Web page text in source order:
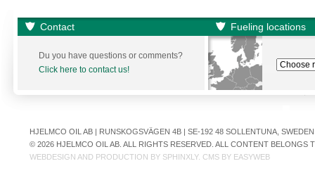
Contact Fueling locations
Du you have questions or comments?
Click here to contact us!
HJELMCO OIL AB | RUNSKOGSVÄGEN 4B | SE-192 48 SOLLENTUNA,
© 2026 HJELMCO OIL AB. ALL RIGHTS RESERVED. ALL CONTENT
WEBDESIGN AND PRODUCTION BY SPHINXLY. CMS BY EASYWEB